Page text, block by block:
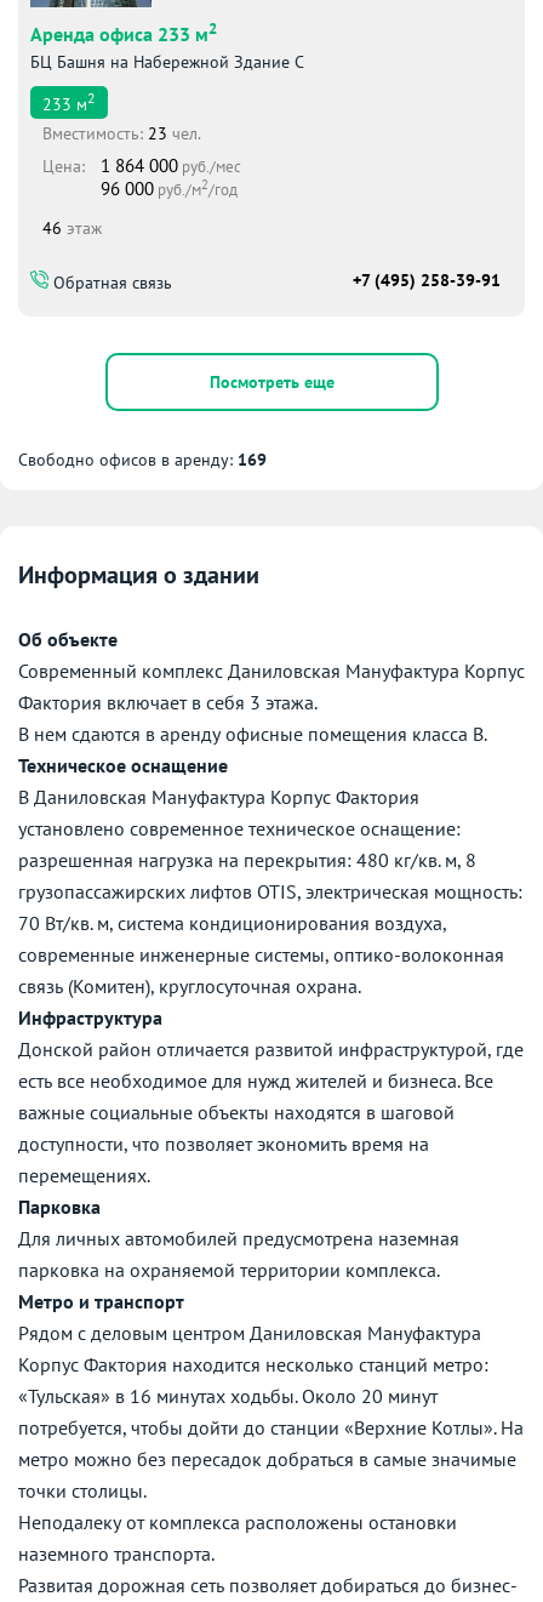
Аренда офиса 233 м2
БЦ Башня на Набережной Здание С
233 м2
Вместимоcть: 23 чел.
Цена:
1 864 000 руб./мес
96 000 руб./м2/год
46 этаж
Обратная связь +7 (495) 258-39-91
Посмотреть еще
Свободно офисов в аренду: 169
Информация о здании
Об объекте
Современный комплекс Даниловская Мануфактура Корпус
Фактория включает в себя 3 этажа.
В нем сдаются в аренду офисные помещения класса B.
Техническое оснащение
В Даниловская Мануфактура Корпус Фактория
установлено современное техническое оснащение:
разрешенная нагрузка на перекрытия: 480 кг/кв. м, 8
грузопассажирских лифтов OTIS, электрическая мощность:
70 Вт/кв. м, система кондиционирования воздуха,
современные инженерные системы, оптико-волоконная
связь (Комитен), круглосуточная охрана.
Инфраструктура
Донской район отличается развитой инфраструктурой, где
есть все необходимое для нужд жителей и бизнеса. Все
важные социальные объекты находятся в шаговой
доступности, что позволяет экономить время на
перемещениях.
Парковка
Для личных автомобилей предусмотрена наземная
парковка на охраняемой территории комплекса.
Метро и транспорт
Рядом с деловым центром Даниловская Мануфактура
Корпус Фактория находится несколько станций метро:
«Тульская» в 16 минутах ходьбы. Около 20 минут
потребуется, чтобы дойти до станции «Верхние Котлы». На
метро можно без пересадок добраться в самые значимые
точки столицы.
Неподалеку от комплекса расположены остановки
наземного транспорта.
Развитая дорожная сеть позволяет добираться до бизнес-